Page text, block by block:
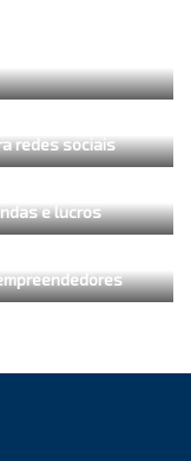
redes sociais
e lucros